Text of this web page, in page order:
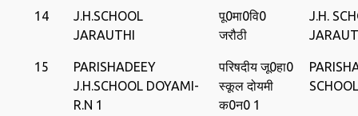
14
J.H.SCHOOL
JARAUTHI
पू0मा0वि0
जरौठी
J.H.
15
PARISHADEEY
J.H.SCHOOL DOYAMI-
R.N 1
परिषदीय जू0हा0
स्‍कूल दोयमी
क0न0 1